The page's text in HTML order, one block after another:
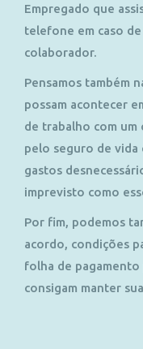
Empregado que
telefone em caso
colaborador.
Pensamos também
possam acontecer
de trabalho com um
pelo seguro de vida
gastos
imprevisto como
Por fim, podemos
acordo, condições
folha de
consigam manter